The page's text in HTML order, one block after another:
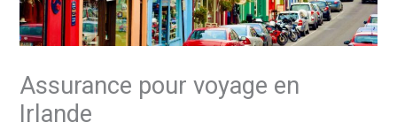
Assurance pour voyage en
Irlande